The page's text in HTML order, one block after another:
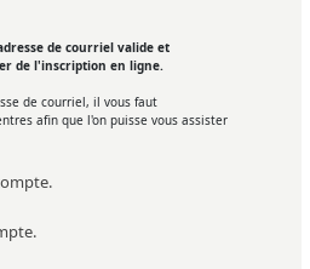
de courriel valide et
de l'inscription en ligne.
de courriel, il vous faut
afin que l'on puisse vous assister